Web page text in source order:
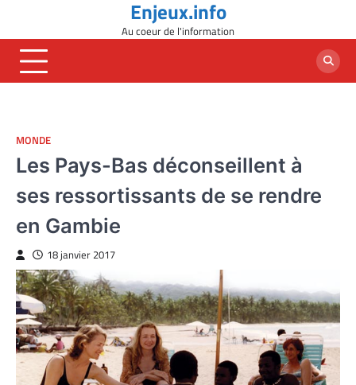
content
Enjeux.info
Au coeur de l'information
MONDE
Les Pays-Bas déconseillent à
ses ressortissants de se rendre
en Gambie
18 janvier 2017